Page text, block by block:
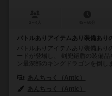
バトルありアイテムあり装備あり
バトルありアイテムあり装備あり
ードが登場し、 剣兜鎧盾の装備
ン最深部のキングドラゴンを倒し
あんちっく（Antic）
あんちっく（Antic）